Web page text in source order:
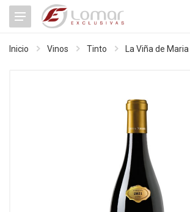
Inicio Vinos Tinto La Viña de Maria